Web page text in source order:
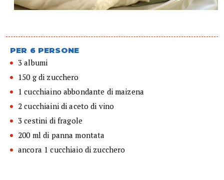
PER 6 PERSONE
3 albumi
150 g di zucchero
1 cucchiaino abbondante di maizena
2 cucchiaini di aceto di vino
3 cestini di fragole
200 ml di panna montata
ancora 1 cucchiaio di zucchero